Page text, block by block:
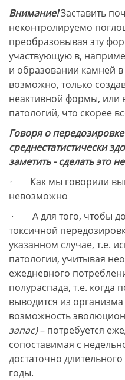
Внимание!Заставить
неконтролируемо
преобразовывая эту
участвующую в,
и образовании камней
возможно, только
неактивной формы, или
патологий, что скорее
Говоря о
среднестатистически
заметить - сделать это
·Как мы говорили
невозможно
· А для того, чтобы
токсичной
указанном случае, т.е.
патологии, учитывая
ежедневного
полураспада, т.е. когда
выводится из
возможность
запас)– потребуется
сопоставимая с
достаточно
годы.